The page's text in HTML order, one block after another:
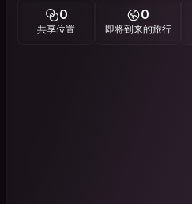
0
共享位置
0
即将到来的旅行